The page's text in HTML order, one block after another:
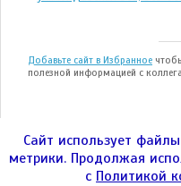
Добавьте сайт в Избранное
полезной информацией с
ООО "ЭНЕРГОТЕСТ" ©
город Москва,
Сайт использует
метрики. Продолжая
с Политикой